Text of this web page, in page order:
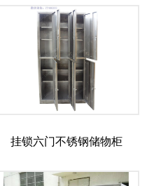
挂锁六门不锈钢储物柜